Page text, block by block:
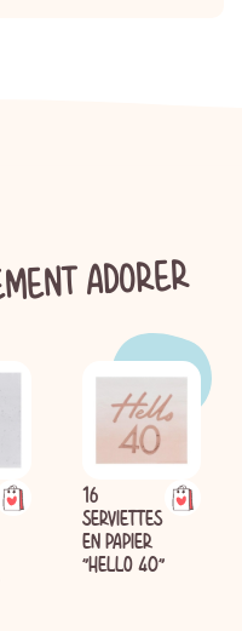
ADORER
16
SERVIETTES
EN PAPIER
"HELLO 40"